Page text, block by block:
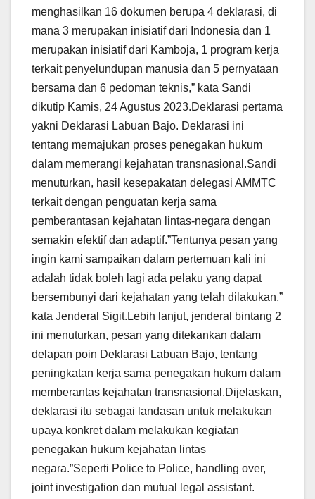
menghasilkan 16 dokumen berupa 4 deklarasi, di
mana 3 merupakan inisiatif dari Indonesia dan 1
merupakan inisiatif dari Kamboja, 1 program kerja
terkait penyelundupan manusia dan 5 pernyataan
bersama dan 6 pedoman teknis,” kata Sandi
dikutip Kamis, 24 Agustus 2023.Deklarasi pertama
yakni Deklarasi Labuan Bajo. Deklarasi ini
tentang memajukan proses penegakan hukum
dalam memerangi kejahatan transnasional.Sandi
menuturkan, hasil kesepakatan delegasi AMMTC
terkait dengan penguatan kerja sama
pemberantasan kejahatan lintas-negara dengan
semakin efektif dan adaptif.”Tentunya pesan yang
ingin kami sampaikan dalam pertemuan kali ini
adalah tidak boleh lagi ada pelaku yang dapat
bersembunyi dari kejahatan yang telah dilakukan,”
kata Jenderal Sigit.Lebih lanjut, jenderal bintang 2
ini menuturkan, pesan yang ditekankan dalam
delapan poin Deklarasi Labuan Bajo, tentang
peningkatan kerja sama penegakan hukum dalam
memberantas kejahatan transnasional.Dijelaskan,
deklarasi itu sebagai landasan untuk melakukan
upaya konkret dalam melakukan kegiatan
penegakan hukum kejahatan lintas
negara.”Seperti Police to Police, handling over,
joint investigation dan mutual legal assistant.